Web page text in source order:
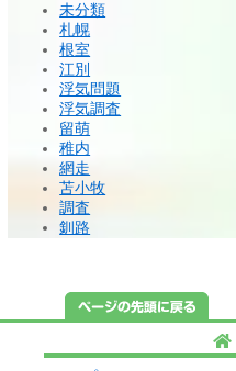
未分類
札幌
根室
江別
浮気問題
浮気調査
留萌
稚内
網走
苫小牧
調査
釧路